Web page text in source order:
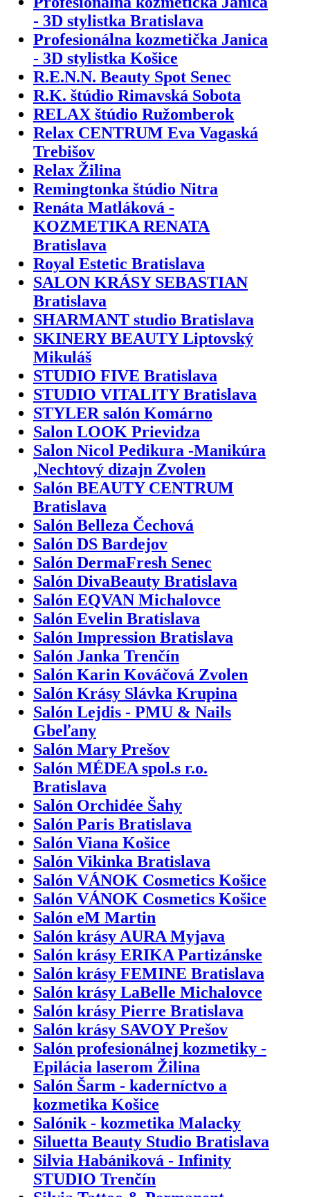
- 3D stylistka Bratislava
Profesionálna kozmetička Janica
- 3D stylistka Košice
R.E.N.N. Beauty Spot Senec
R.K. štúdio Rimavská Sobota
RELAX štúdio Ružomberok
Relax CENTRUM Eva Vagaská
Trebišov
Relax Žilina
Remingtonka štúdio Nitra
Renáta Matláková -
KOZMETIKA RENATA
Bratislava
Royal Estetic Bratislava
SALON KRÁSY SEBASTIAN
Bratislava
SHARMANT studio Bratislava
SKINERY BEAUTY Liptovský
Mikuláš
STUDIO FIVE Bratislava
STUDIO VITALITY Bratislava
STYLER salón Komárno
Salon LOOK Prievidza
Salon Nicol Pedikura -Manikúra
,Nechtový dizajn Zvolen
Salón BEAUTY CENTRUM
Bratislava
Salón Belleza Čechová
Salón DS Bardejov
Salón DermaFresh Senec
Salón DivaBeauty Bratislava
Salón EQVAN Michalovce
Salón Evelin Bratislava
Salón Impression Bratislava
Salón Janka Trenčín
Salón Karin Kováčová Zvolen
Salón Krásy Slávka Krupina
Salón Lejdis - PMU & Nails
Gbeľany
Salón Mary Prešov
Salón MÉDEA spol.s r.o.
Bratislava
Salón Orchidée Šahy
Salón Paris Bratislava
Salón Viana Košice
Salón Vikinka Bratislava
Salón VÁNOK Cosmetics Košice
Salón VÁNOK Cosmetics Košice
Salón eM Martin
Salón krásy AURA Myjava
Salón krásy ERIKA Partizánske
Salón krásy FEMINE Bratislava
Salón krásy LaBelle Michalovce
Salón krásy Pierre Bratislava
Salón krásy SAVOY Prešov
Salón profesionálnej kozmetiky -
Epilácia laserom Žilina
Salón Šarm - kaderníctvo a
kozmetika Košice
Salónik - kozmetika Malacky
Siluetta Beauty Studio Bratislava
Silvia Habániková - Infinity
STUDIO Trenčín